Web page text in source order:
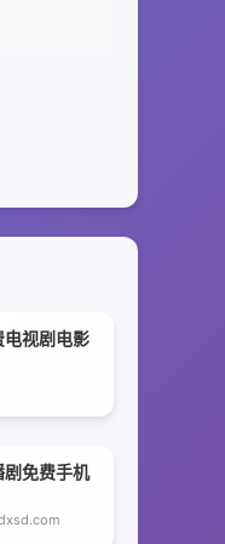
视剧电影
免费手机